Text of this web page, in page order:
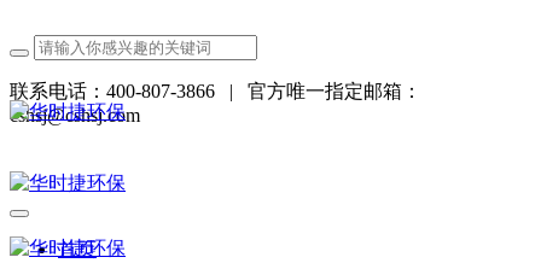
联系电话：400-807-3866 | 官方唯一指定邮箱：
cshsj@cshsj.com
首页